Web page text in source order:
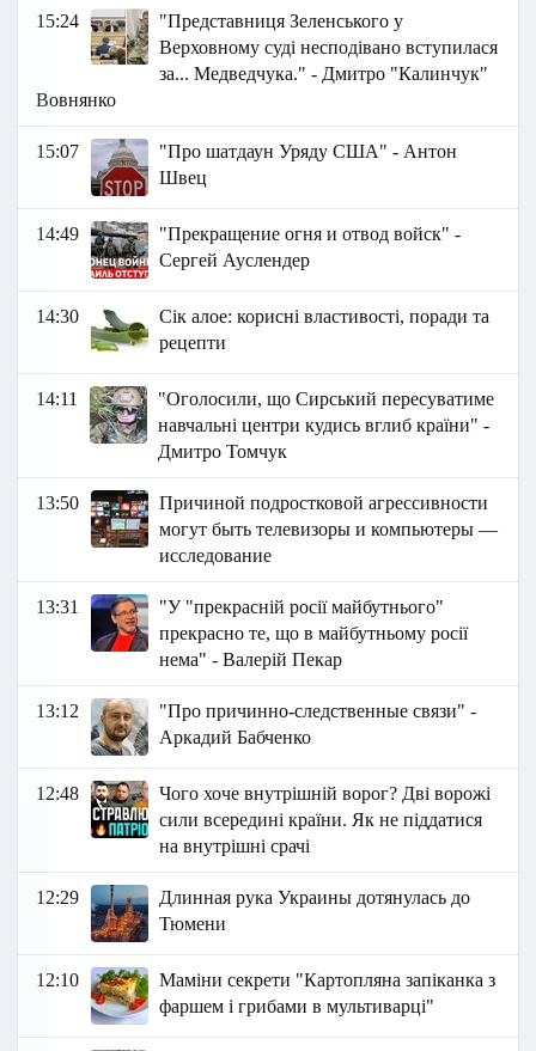
15:24
"Представниця Зеленського у
Верховному суді несподівано вступилася
за... Медведчука." - Дмитро "Калинчук"
Вовнянко
15:07
"Про шатдаун Уряду США" - Антон
Швец
14:49
"Прекращение огня и отвод войск" -
Сергей Ауслендер
14:30
Сік алое: корисні властивості, поради та
рецепти
14:11
"Оголосили, що Сирський пересуватиме
навчальні центри кудись вглиб країни" -
Дмитро Томчук
13:50
Причиной подростковой агрессивности
могут быть телевизоры и компьютеры —
исследование
13:31
"У "прекрасній росії майбутнього"
прекрасно те, що в майбутньому росії
нема" - Валерій Пекар
13:12
"Про причинно-следственные связи" -
Аркадий Бабченко
12:48
Чого хоче внутрішній ворог? Дві ворожі
сили всередині країни. Як не піддатися
на внутрішні срачі
12:29
Длинная рука Украины дотянулась до
Тюмени
12:10
Маміни секрети "Картопляна запіканка з
фаршем і грибами в мультиварці"